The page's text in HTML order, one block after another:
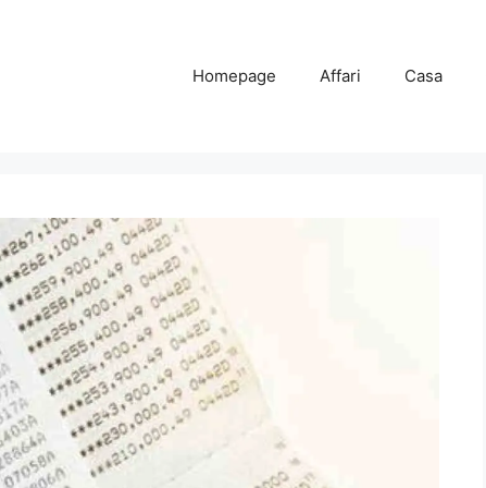
Homepage Affari Casa